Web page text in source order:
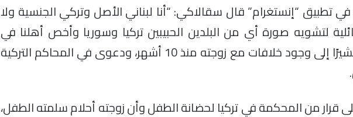
تطبيق “إنستغرام” قال سقالاكي: “أنا لبناني الأصل وتركي الجنسية ولا
لتشويه صورة أي من البلدين الحبيبين تركيا وسوريا وأخص أهلنا في
الشمال السوري الحبيب”. مشيرًا إلى وجود خلافات مع زوجته منذ 10 أشهر، ودعوى في المحاكم التركية
من المحكمة في تركيا لحضانة الطفل وأن زوجته أحلام سلمته الطفل،